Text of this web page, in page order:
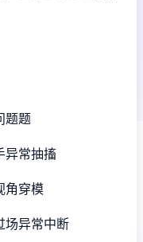
题题
异常抽搐
角穿模
场异常中断